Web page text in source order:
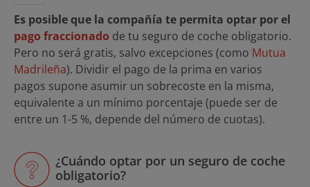
Es posible que la compañía te permita optar por el
pago fraccionado de tu seguro de coche obligatorio.
Pero no será gratis, salvo excepciones (como Mutua
Madrileña). Dividir el pago de la prima en varios
pagos supone asumir un sobrecoste en la misma,
equivalente a un mínimo porcentaje (puede ser de
entre un 1-5 %, depende del número de cuotas).
¿Cuándo optar por un seguro de coche
obligatorio?